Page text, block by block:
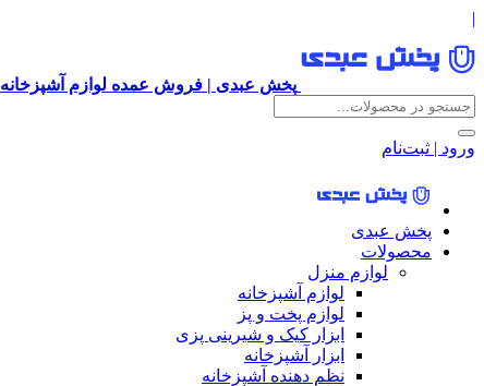
|
پخش عبدی | فروش عمده لوازم آشپزخانه
ورود | ثبت‌نام
پخش عبدی
محصولات
لوازم منزل
لوازم آشپزخانه
لوازم پخت و پز
ابزار کیک و شیرینی پزی
ابزار آشپزخانه
نظم دهنده آشپزخانه